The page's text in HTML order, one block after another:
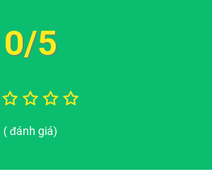
của thương hiệu này phải kể đến như
0/5
( đánh giá)